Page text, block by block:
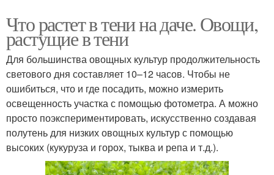
Что растет в тени на даче. Овощи,
растущие в тени
Для большинства овощных культур продолжительность
светового дня составляет 10–12 часов. Чтобы не
ошибиться, что и где посадить, можно измерить
освещенность участка с помощью фотометра. А можно
просто поэкспериментировать, искусственно создавая
полутень для низких овощных культур с помощью
высоких (кукуруза и горох, тыква и репа и т.д.).